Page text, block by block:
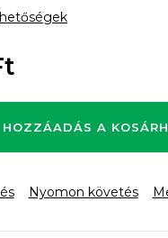
HOZZÁADÁS A
Nyomon követés